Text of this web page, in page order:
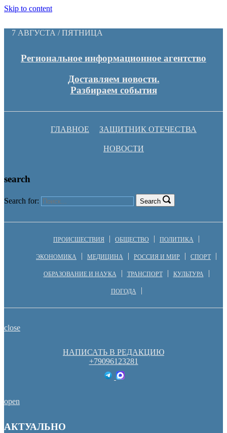
Skip to content
7 АВГУСТА / ПЯТНИЦА
Региональное информационное агентство
Доставляем новости.
Разбираем события
ГЛАВНОЕ ЗАЩИТНИК ОТЕЧЕСТВА
НОВОСТИ
search
Search for: Search
ПРОИСШЕСТВИЯ ОБЩЕСТВО ПОЛИТИКА
ЭКОНОМИКА МЕДИЦИНА РОССИЯ И МИР СПОРТ
ОБРАЗОВАНИЕ И НАУКА ТРАНСПОРТ КУЛЬТУРА
ПОГОДА
close
НАПИСАТЬ В РЕДАКЦИЮ
+79096123281
open
АКТУАЛЬНО